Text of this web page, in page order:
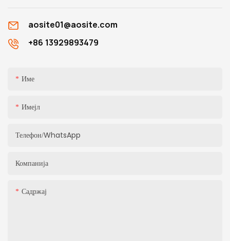
aosite01@aosite.com
+86 13929893479
Име
Имејл
Телефон/WhatsApp
Компанија
Садржај